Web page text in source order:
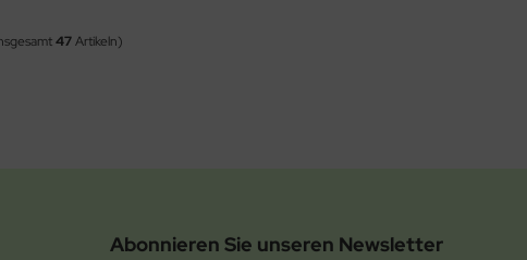
47Artikeln)
Abonnieren Sie unseren Newsletter